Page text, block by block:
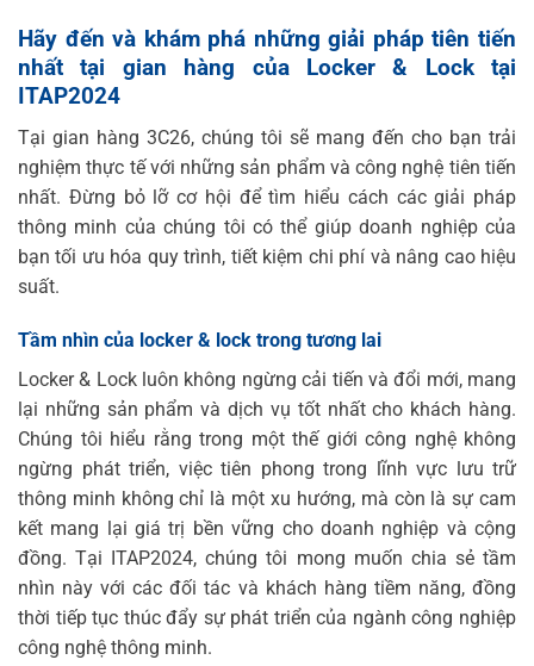
Hãy đến và khám phá những giải pháp tiên tiến
nhất tại gian hàng của Locker & Lock tại
ITAP2024
Tại gian hàng 3C26, chúng tôi sẽ mang đến cho bạn trải
nghiệm thực tế với những sản phẩm và công nghệ tiên tiến
nhất. Đừng bỏ lỡ cơ hội để tìm hiểu cách các giải pháp
thông minh của chúng tôi có thể giúp doanh nghiệp của
bạn tối ưu hóa quy trình, tiết kiệm chi phí và nâng cao hiệu
suất.
Tầm nhìn của locker & lock trong tương lai
Locker & Lock luôn không ngừng cải tiến và đổi mới, mang
lại những sản phẩm và dịch vụ tốt nhất cho khách hàng.
Chúng tôi hiểu rằng trong một thế giới công nghệ không
ngừng phát triển, việc tiên phong trong lĩnh vực lưu trữ
thông minh không chỉ là một xu hướng, mà còn là sự cam
kết mang lại giá trị bền vững cho doanh nghiệp và cộng
đồng. Tại ITAP2024, chúng tôi mong muốn chia sẻ tầm
nhìn này với các đối tác và khách hàng tiềm năng, đồng
thời tiếp tục thúc đẩy sự phát triển của ngành công nghiệp
công nghệ thông minh.